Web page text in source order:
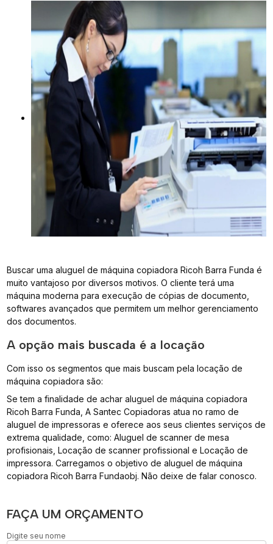
Buscar uma aluguel de máquina copiadora Ricoh Barra Funda é
muito vantajoso por diversos motivos. O cliente terá uma
máquina moderna para execução de cópias de documento,
softwares avançados que permitem um melhor gerenciamento
dos documentos.
A opção mais buscada é a locação
Com isso os segmentos que mais buscam pela locação de
máquina copiadora são:
Se tem a finalidade de achar aluguel de máquina copiadora
Ricoh Barra Funda, A Santec Copiadoras atua no ramo de
aluguel de impressoras e oferece aos seus clientes serviços de
extrema qualidade, como: Aluguel de scanner de mesa
profisionais, Locação de scanner profissional e Locação de
impressora. Carregamos o objetivo de aluguel de máquina
copiadora Ricoh Barra Fundaobj. Não deixe de falar conosco.
FAÇA UM ORÇAMENTO
Digite seu nome